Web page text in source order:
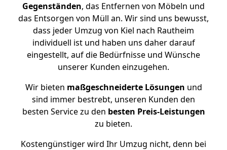
Gegenständen, das Entfernen von Möbeln und
das Entsorgen von Müll an. Wir sind uns bewusst,
dass jeder Umzug von Kiel nach Rautheim
individuell ist und haben uns daher darauf
eingestellt, auf die Bedürfnisse und Wünsche
unserer Kunden einzugehen.
Wir bieten maßgeschneiderte Lösungen und
sind immer bestrebt, unseren Kunden den
besten Service zu den besten Preis-Leistungen
zu bieten.
Kostengünstiger wird Ihr Umzug nicht, denn bei